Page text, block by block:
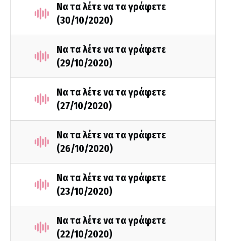
Να τα λέτε να τα γράφετε
(30/10/2020)
Να τα λέτε να τα γράφετε
(29/10/2020)
Να τα λέτε να τα γράφετε
(27/10/2020)
Να τα λέτε να τα γράφετε
(26/10/2020)
Να τα λέτε να τα γράφετε
(23/10/2020)
Να τα λέτε να τα γράφετε
(22/10/2020)